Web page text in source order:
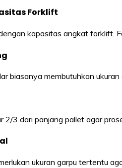
Forklift
kapasitas angkat forklift.
biasanya membutuhkan
2/3 dari panjang pallet agar
ukuran garpu tertentu